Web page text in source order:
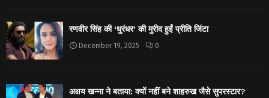
रणवीर सिंह की ‘धुरंधर’ की मुरीद हुईं प्रीति जिंटा
December 19, 2025 0
अक्षय खन्ना ने बताया: क्यों नहीं बने शाहरुख जैसे सुपरस्टार?